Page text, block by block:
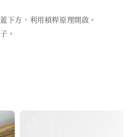
下方，利用槓桿原理開啟。
。